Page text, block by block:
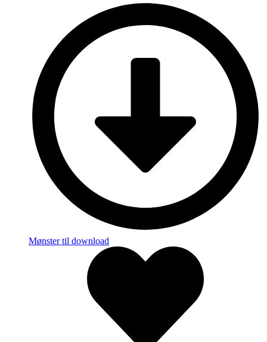
Mønster til download